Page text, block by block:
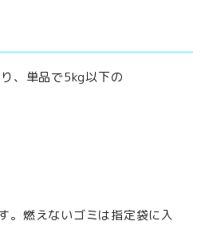
、単品で5kg以下の
。燃えないゴミは指定袋に入